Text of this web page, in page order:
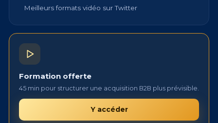
Meilleurs formats vidéo sur Twitter
Formation offerte
45 min pour structurer une acquisition B2B plus prévisible.
Y accéder